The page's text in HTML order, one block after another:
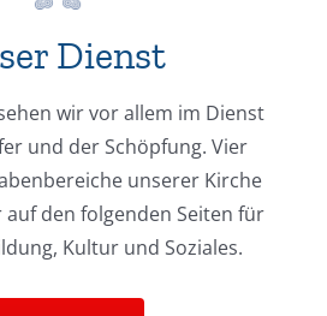
Dienst
wir vor allem im Dienst
und der Schöpfung. Vier
unserer Kirche
den folgenden Seiten für
Kultur und Soziales.